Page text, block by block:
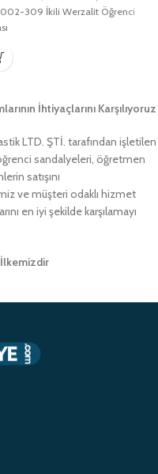
309 İkili Werzalit Öğrenci
İhtiyaçlarını Karşılıyoruz
LTD. ŞTİ. tarafından işletilen
sandalyeleri, öğretmen
satışını
ve müşteri odaklı hizmet
en iyi şekilde karşılamayı
ihtiyaçlarına hızlı ve
yer almayı